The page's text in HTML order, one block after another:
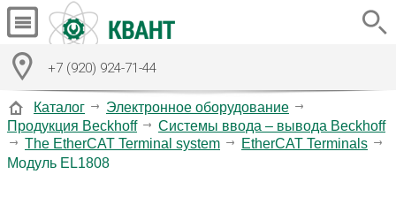
+7 (920) 924-71-44
Каталог
Электронное оборудование
Продукция Beckhoff
Системы ввода – вывода Beckhoff
The EtherCAT Terminal system
EtherCAT Terminals
Модуль EL1808